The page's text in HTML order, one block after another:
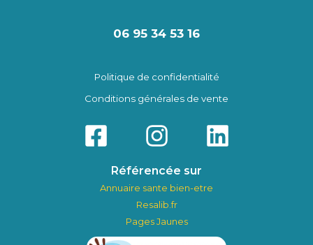
06 95 34 53 16
Politique de confidentialité
Conditions générales de vente
Référencée sur
Annuaire sante bien-etre
Resalib.fr
Pages Jaunes